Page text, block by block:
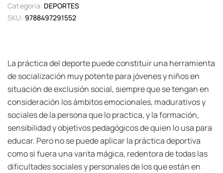
Categoría: DEPORTES
SKU: 9788497291552
La práctica del deporte puede constituir una herramienta
de socialización muy potente para jóvenes y niños en
situación de exclusión social, siempre que se tengan en
consideración los ámbitos emocionales, madurativos y
sociales de la persona que lo practica, y la formación,
sensibilidad y objetivos pedagógicos de quien lo usa para
educar. Pero no se puede aplicar la práctica deportiva
como si fuera una varita mágica, redentora de todas las
dificultades sociales y personales de los que están en